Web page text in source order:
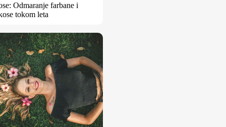
Odmaranje farbane i
tokom leta